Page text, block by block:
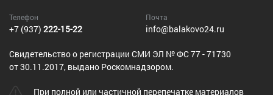
Телефон
+7 (937) 222-15-22
Почта
info@balakovo24.ru
Cвидетельство о регистрации СМИ ЭЛ № ФС 77 - 71730
от 30.11.2017, выдано Роскомнадзором.
При полной или частичной перепечатке материалов